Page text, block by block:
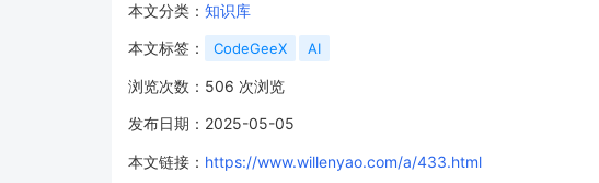
本文分类： 知识库
本文标签： CodeGeeX AI
浏览次数： 506 次浏览
发布日期：2025-05-05
本文链接： https://www.willenyao.com/a/433.html